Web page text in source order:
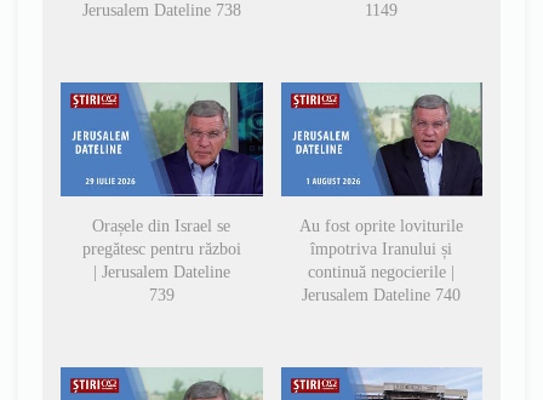
Jerusalem Dateline 738 1149
Orașele din Israel se
pregătesc pentru război
| Jerusalem Dateline
739
Au fost oprite loviturile
împotriva Iranului și
continuă negocierile |
Jerusalem Dateline 740